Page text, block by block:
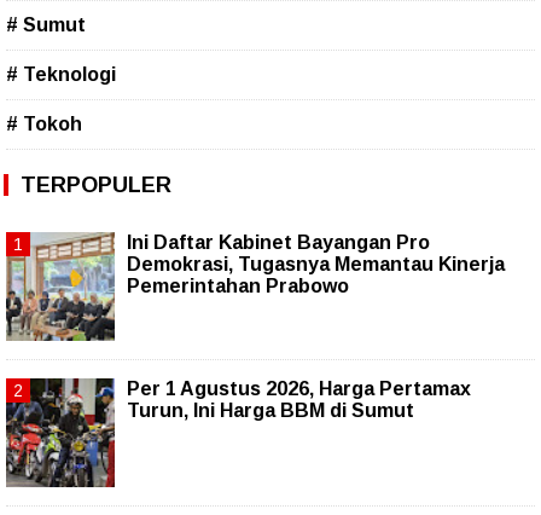
# Sumut
# Teknologi
# Tokoh
TERPOPULER
Ini Daftar Kabinet Bayangan Pro
Demokrasi, Tugasnya Memantau Kinerja
Pemerintahan Prabowo
Per 1 Agustus 2026, Harga Pertamax
Turun, Ini Harga BBM di Sumut